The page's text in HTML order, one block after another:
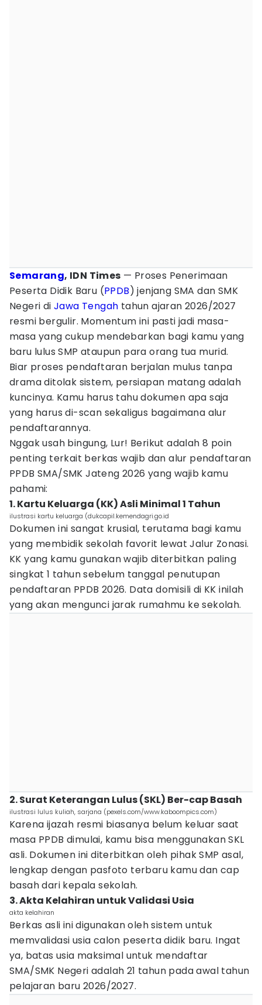
Semarang, IDN Times — Proses Penerimaan
Peserta Didik Baru (PPDB) jenjang SMA dan SMK
Negeri diJawa Tengah tahun ajaran 2026/2027
resmi bergulir. Momentum ini pasti jadi masa-
masa yang cukup mendebarkan bagi kamu yang
baru lulus SMP ataupun para orang tua murid.
Biar proses pendaftaran berjalan mulus tanpa
drama ditolak sistem, persiapan matang adalah
kuncinya. Kamu harus tahu dokumen apa saja
yang harus di-scan sekaligus bagaimana alur
pendaftarannya.
Nggak usah bingung, Lur! Berikut adalah 8 poin
penting terkait berkas wajib dan alur pendaftaran
PPDB SMA/SMK Jateng 2026 yang wajib kamu
pahami:
1. Kartu Keluarga (KK) Asli Minimal 1 Tahun
ilustrasi kartu keluarga (dukcapil.kemendagri.go.id
Dokumen ini sangat krusial, terutama bagi kamu
yang membidik sekolah favorit lewat Jalur Zonasi.
KK yang kamu gunakan wajib diterbitkan paling
singkat 1 tahun sebelum tanggal penutupan
pendaftaran PPDB 2026. Data domisili di KK inilah
yang akan mengunci jarak rumahmu ke sekolah.
2. Surat Keterangan Lulus (SKL) Ber-cap Basah
ilustrasi lulus kuliah, sarjana (pexels.com/www.kaboompics.com)
Karena ijazah resmi biasanya belum keluar saat
masa PPDB dimulai, kamu bisa menggunakan SKL
asli. Dokumen ini diterbitkan oleh pihak SMP asal,
lengkap dengan pasfoto terbaru kamu dan cap
basah dari kepala sekolah.
3. Akta Kelahiran untuk Validasi Usia
akta kelahiran
Berkas asli ini digunakan oleh sistem untuk
memvalidasi usia calon peserta didik baru. Ingat
ya, batas usia maksimal untuk mendaftar
SMA/SMK Negeri adalah 21 tahun pada awal tahun
pelajaran baru 2026/2027.